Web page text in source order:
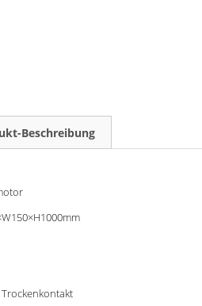
Beschreibung
Trockenkontakt